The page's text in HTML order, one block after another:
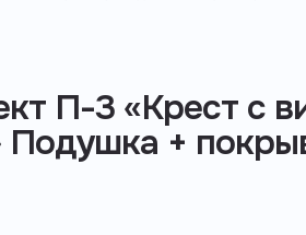
П-3 «Крест с
Подушка +